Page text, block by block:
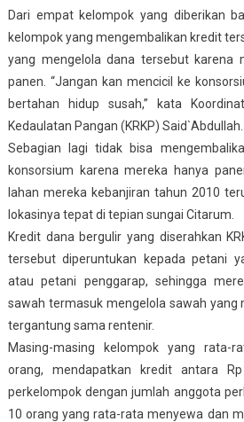
Dari empat kelompok yang diberikan
kelompok yang mengembalikan kredit
yang mengelola dana tersebut karena
panen. “Jangan kan mencicil ke
bertahan hidup susah,” kata
Kedaulatan Pangan (KRKP) Said`Abdullah.
Sebagian lagi tidak bisa
konsorsium karena mereka hanya
lahan mereka kebanjiran tahun 2010
lokasinya tepat di tepian sungai Citarum.
Kredit dana bergulir yang diserahkan
tersebut diperuntukan kepada petani
atau petani penggarap, sehingga
sawah termasuk mengelola sawah yang
tergantung sama rentenir.
Masing-masing kelompok yang rata-
orang, mendapatkan kredit antara
perkelompok dengan jumlah anggota
10 orang yang rata-rata menyewa dan